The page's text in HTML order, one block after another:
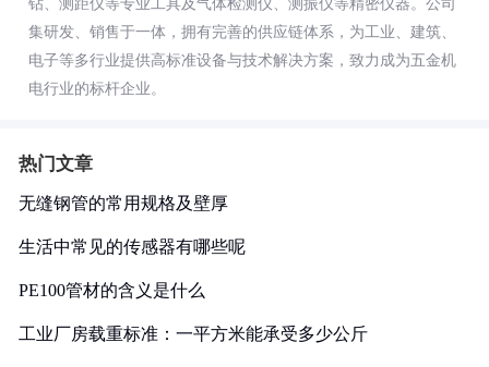
钻、测距仪等专业工具及气体检测仪、测振仪等精密仪器。公司
集研发、销售于一体，拥有完善的供应链体系，为工业、建筑、
电子等多行业提供高标准设备与技术解决方案，致力成为五金机
电行业的标杆企业。
热门文章
无缝钢管的常用规格及壁厚
生活中常见的传感器有哪些呢
PE100管材的含义是什么
工业厂房载重标准：一平方米能承受多少公斤